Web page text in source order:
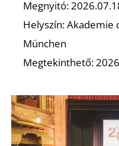
Megnyitó:
Helyszín: Akademie
München
Megtekinthető: